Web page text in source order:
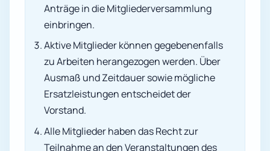
Anträge in die Mitgliederversammlung
einbringen.
Aktive Mitglieder können gegebenenfalls
zu Arbeiten herangezogen werden. Über
Ausmaß und Zeitdauer sowie mögliche
Ersatzleistungen entscheidet der
Vorstand.
Alle Mitglieder haben das Recht zur
Teilnahme an den Veranstaltungen des